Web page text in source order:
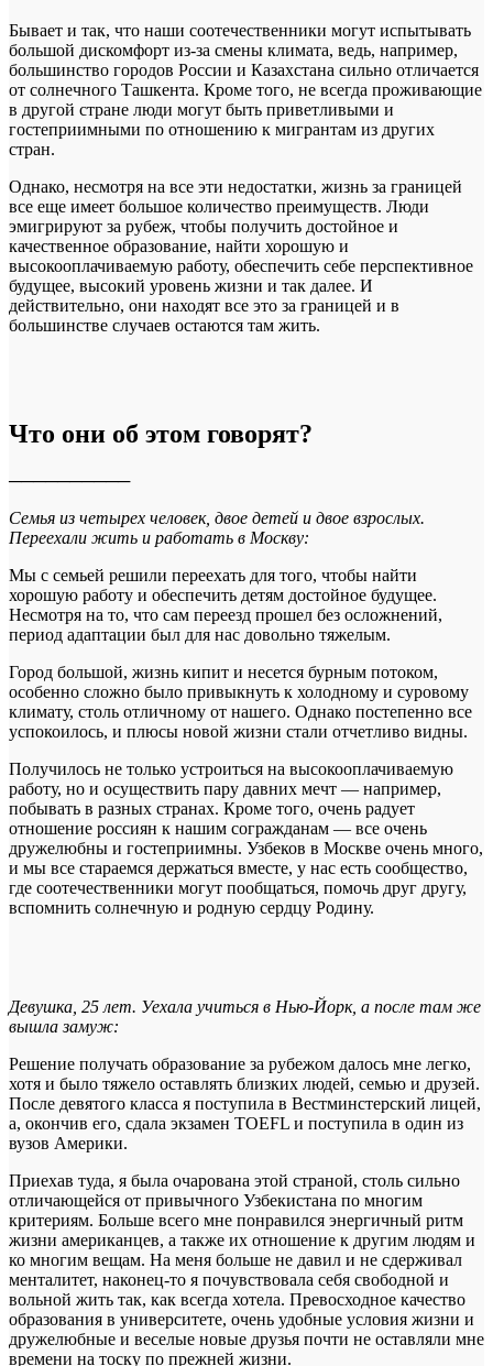
Бывает и так, что наши соотечественники могут испытывать
большой дискомфорт из-за смены климата, ведь, например,
большинство городов России и Казахстана сильно отличается
от солнечного Ташкента. Кроме того, не всегда проживающие
в другой стране люди могут быть приветливыми и
гостеприимными по отношению к мигрантам из других
стран.
Однако, несмотря на все эти недостатки, жизнь за границей
все еще имеет большое количество преимуществ. Люди
эмигрируют за рубеж, чтобы получить достойное и
качественное образование, найти хорошую и
высокооплачиваемую работу, обеспечить себе перспективное
будущее, высокий уровень жизни и так далее. И
действительно, они находят все это за границей и в
большинстве случаев остаются там жить.
Что они об этом говорят?
──────────
Семья из четырех человек, двое детей и двое взрослых.
Переехали жить и работать в Москву:
Мы с семьей решили переехать для того, чтобы найти
хорошую работу и обеспечить детям достойное будущее.
Несмотря на то, что сам переезд прошел без осложнений,
период адаптации был для нас довольно тяжелым.
Город большой, жизнь кипит и несется бурным потоком,
особенно сложно было привыкнуть к холодному и суровому
климату, столь отличному от нашего. Однако постепенно все
успокоилось, и плюсы новой жизни стали отчетливо видны.
Получилось не только устроиться на высокооплачиваемую
работу, но и осуществить пару давних мечт — например,
побывать в разных странах. Кроме того, очень радует
отношение россиян к нашим согражданам — все очень
дружелюбны и гостеприимны. Узбеков в Москве очень много,
и мы все стараемся держаться вместе, у нас есть сообщество,
где соотечественники могут пообщаться, помочь друг другу,
вспомнить солнечную и родную сердцу Родину.
Девушка, 25 лет. Уехала учиться в Нью-Йорк, а после там же
вышла замуж:
Решение получать образование за рубежом далось мне легко,
хотя и было тяжело оставлять близких людей, семью и друзей.
После девятого класса я поступила в Вестминстерский лицей,
а, окончив его, сдала экзамен TOEFL и поступила в один из
вузов Америки.
Приехав туда, я была очарована этой страной, столь сильно
отличающейся от привычного Узбекистана по многим
критериям. Больше всего мне понравился энергичный ритм
жизни американцев, а также их отношение к другим людям и
ко многим вещам. На меня больше не давил и не сдерживал
менталитет, наконец-то я почувствовала себя свободной и
вольной жить так, как всегда хотела. Превосходное качество
образования в университете, очень удобные условия жизни и
дружелюбные и веселые новые друзья почти не оставляли мне
времени на тоску по прежней жизни.